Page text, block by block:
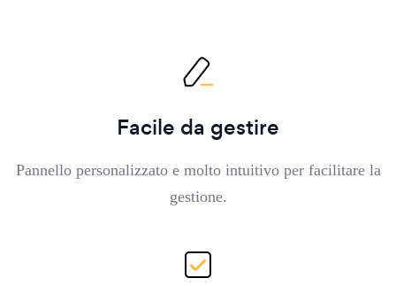
Facile da gestire
Pannello personalizzato e molto intuitivo per facilitare la
gestione.